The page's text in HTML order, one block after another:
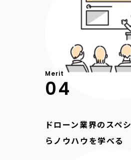
ドローン業界のスペ
らノウハウを学べる
Merit
04